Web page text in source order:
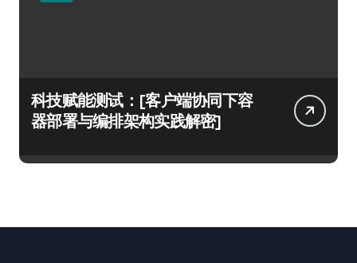
科技赋能测试：[客户端协同下容
器部署与编排架构实践解密]